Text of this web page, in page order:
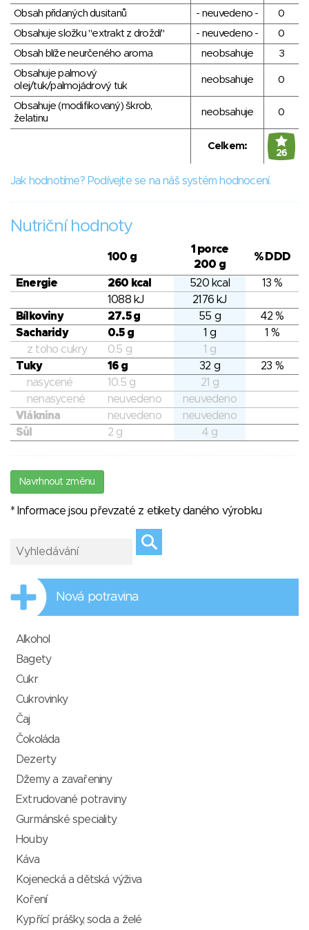
Obsah přidaných dusitanů
- neuvedeno -
0
Obsahuje složku "extrakt z droždí"
- neuvedeno -
0
Obsah blíže neurčeného aroma
neobsahuje
3
Obsahuje palmový
olej/tuk/palmojádrový tuk
neobsahuje 0
Obsahuje (modifikovaný) škrob,
želatinu
neobsahuje 0
Celkem:
26
Jak hodnotíme? Podívejte se na náš systém hodnocení.
Nutriční hodnoty
100 g
1 porce
200 g
% DDD
Energie 260 kcal 520 kcal
13 %
1088 kJ
2176 kJ
Bílkoviny
27.5 g 55 g
42 %
Sacharidy
0.5 g 1 g
1 %
z toho cukry
0.5 g
1 g
Tuky
16 g 32 g
23 %
nasycené
10.5 g
21 g
nenasycené
neuvedeno
neuvedeno
Vláknina
neuvedeno
neuvedeno
Sůl
2 g 4 g
Navrhnout změnu
* Informace jsou převzaté z etikety daného výrobku
Nová potravina
Alkohol
Bagety
Cukr
Cukrovinky
Čaj
Čokoláda
Dezerty
Džemy a zavařeniny
Extrudované potraviny
Gurmánské speciality
Houby
Káva
Kojenecká a dětská výživa
Koření
Kypřící prášky, soda a želé